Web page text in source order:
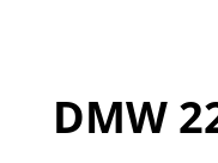
DMW